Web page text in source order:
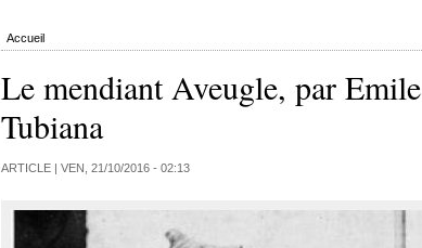
Accueil
Le mendiant Aveugle, par Emile
Tubiana
ARTICLE | VEN, 21/10/2016 - 02:13